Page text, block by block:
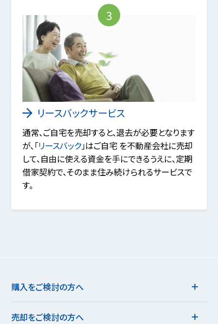
3
リースバックサービス
通常、ご自宅を売却すると、退去が必要となります
が、「リースバック」はご自宅 を不動産会社に売却
して、自由に使える資金を手にできるうえに、定期
借家契約で、そのまま住み続けられるサービスで
す。
購入をご検討の方へ
売却をご検討の方へ